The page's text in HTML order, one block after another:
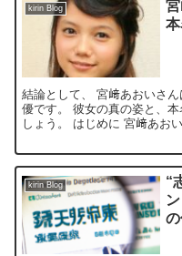
kirin Blog
結論として、 宮﨑あおいさ
優です。 彼女の真の姿と、
しょう。 はじめに 宮﨑あお
kirin Blog
“